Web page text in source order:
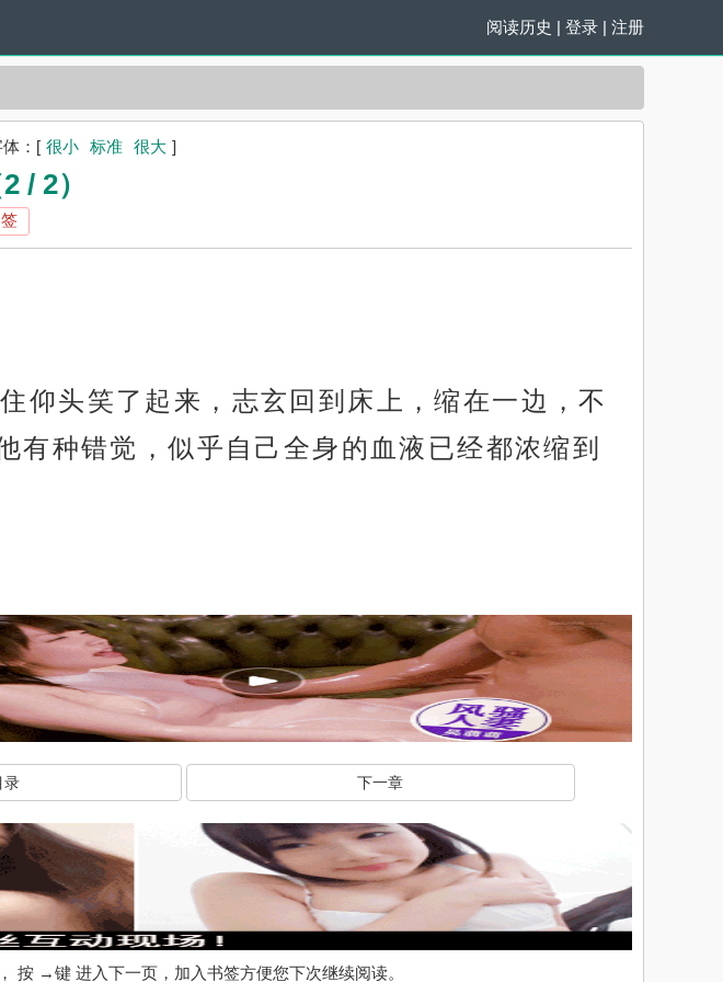
阅读历史 | 登录 | 注册
： [ 很小 标准 很大 ]
/ 2）
仰头笑了起来，志玄回到床上，缩在一边，不
种错觉，似乎自己全身的血液已经都浓缩到
录 下一章
按 →键 进入下一页，加入书签方便您下次继续阅读。